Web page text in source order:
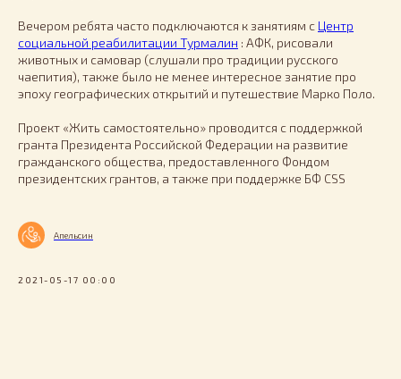
Вечером ребята часто подключаются к занятиям с Центр
социальной реабилитации Турмалин : АФК, рисовали
животных и самовар (слушали про традиции русского
чаепития), также было не менее интересное занятие про
эпоху географических открытий и путешествие Марко Поло.
Проект «Жить самостоятельно» проводится с поддержкой
гранта Президента Российской Федерации на развитие
гражданского общества, предоставленного Фондом
президентских грантов, а также при поддержке БФ CSS
Апельсин
2021-05-17 00:00